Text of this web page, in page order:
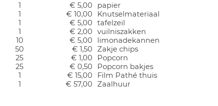
1
€ 5,00
papier
1
€ 10,00
Knutselmateriaal
1
€ 5,00
tafelzeil
1
€ 2,00
vuilniszakken
10
€ 5,00
limonadekannen
50
€ 1,50
Zakje chips
25
€ 1,00
Popcorn
25
€ 0,50
Popcorn bakjes
1
€ 15,00
Film Pathé thuis
1
€ 57,00 Zaalhuur